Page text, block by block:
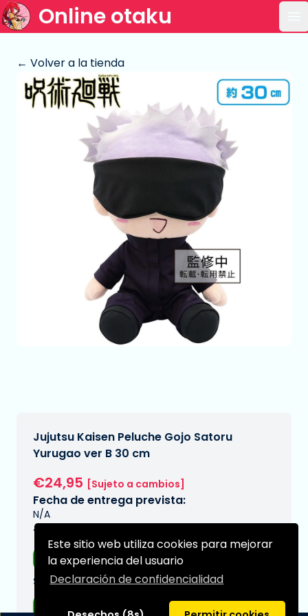
Este sitio web utiliza cookies para mejorar
la experiencia del usuario
Declaración de confidencialidad
Online otaku
← Volver a la tienda
Jujutsu Kaisen Peluche Gojo Satoru
Yurugao ver B 30 cm
€24,95 [Sujeto a cambios]
Fecha de entrega prevista:
N/A
Tipo:
Peluches
Serie:
Jujutsu Kaisen